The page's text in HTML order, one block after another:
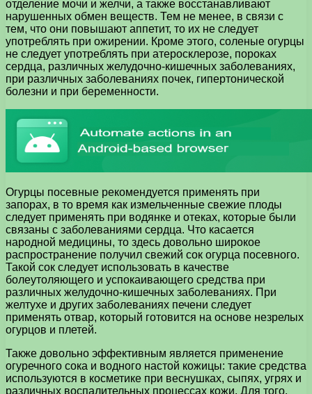
отделение мочи и желчи, а также восстанавливают
нарушенных обмен веществ. Тем не менее, в связи с
тем, что они повышают аппетит, то их не следует
употреблять при ожирении. Кроме этого, соленые огурцы
не следует употреблять при атеросклерозе, пороках
сердца, различных желудочно-кишечных заболеваниях,
при различных заболеваниях почек, гипертонической
болезни и при беременности.
Огурцы посевные рекомендуется применять при
запорах, в то время как измельченные свежие плоды
следует применять при водянке и отеках, которые были
связаны с заболеваниями сердца. Что касается
народной медицины, то здесь довольно широкое
распространение получил свежий сок огурца посевного.
Такой сок следует использовать в качестве
болеутоляющего и успокаивающего средства при
различных желудочно-кишечных заболеваниях. При
желтухе и других заболеваниях печени следует
применять отвар, который готовится на основе незрелых
огурцов и плетей.
Также довольно эффективным является применение
огуречного сока и водного настой кожицы: такие средства
используются в косметике при веснушках, сыпях, угрях и
различных воспалительных процессах кожи. Для того,